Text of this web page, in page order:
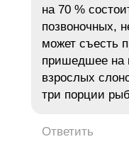
на 70 %
позвоночных,
может съесть
пришедшее на
взрослых
три порции
Ответить